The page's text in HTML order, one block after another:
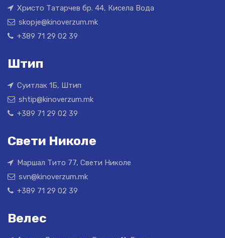
Христо Татарчев бр. 44, Кисела Вода
skopje@kinoverzum.mk
+389 71 29 02 39
Штип
Суитлак 1Б, Штип
shtip@kinoverzum.mk
+389 71 29 02 39
Свети Николе
Маршал Тито 77, Свети Николе
svn@kinoverzum.mk
+389 71 29 02 39
Велес